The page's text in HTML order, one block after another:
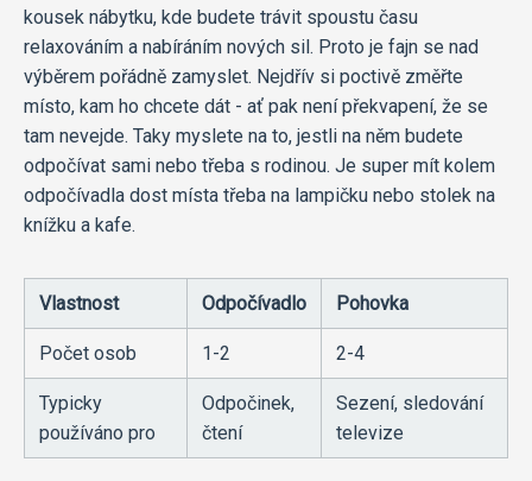
kousek nábytku, kde budete trávit spoustu času
relaxováním a nabíráním nových sil. Proto je fajn se nad
výběrem pořádně zamyslet. Nejdřív si poctivě změřte
místo, kam ho chcete dát - ať pak není překvapení, že se
tam nevejde. Taky myslete na to, jestli na něm budete
odpočívat sami nebo třeba s rodinou. Je super mít kolem
odpočívadla dost místa třeba na lampičku nebo stolek na
knížku a kafe.
Vlastnost Odpočívadlo Pohovka
Počet osob 1-2 2-4
Typicky
používáno pro
Odpočinek,
čtení
Sezení, sledování
televize